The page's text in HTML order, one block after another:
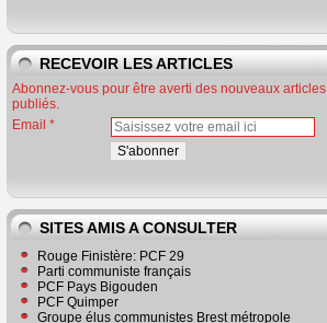
RECEVOIR LES ARTICLES
Abonnez-vous pour être averti des nouveaux articles
publiés.
Email
SITES AMIS A CONSULTER
Rouge Finistère: PCF 29
Parti communiste français
PCF Pays Bigouden
PCF Quimper
Groupe élus communistes Brest métropole